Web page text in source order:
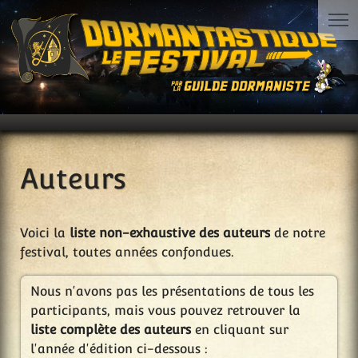
Auteurs
Voici la liste non-exhaustive des auteursde notre
festival, toutes années confondues.
Nous n'avons pas les présentations de tous les
participants, mais vous pouvez retrouver la
liste complète des auteursen cliquant sur
l'année d'édition ci-dessous :